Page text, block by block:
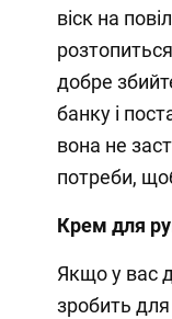
віск на
добре
банку і
вона не
потреби,
Крем для
Якщо у вас
зробить